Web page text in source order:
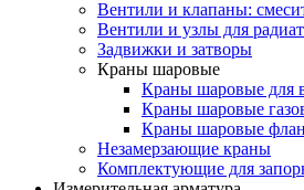
Вентили и клапаны:
Вентили и узлы для
Задвижки и затворы
Краны шаровые
Краны шаровые для
Краны шаровые
Краны шаровые
Незамерзающие краны
Комплектующие для